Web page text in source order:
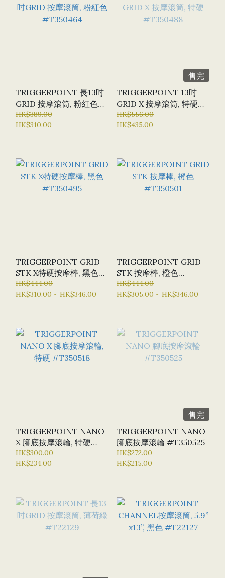
TRIGGERPOINT 長13吋
GRID 按摩滾筒, 粉紅色
#T350464
HK$389.00
HK$310.00
售完
TRIGGERPOINT 13吋
GRID X 按摩滾筒, 特硬
#T350488
HK$556.00
HK$435.00
TRIGGERPOINT GRID
STK X特硬按摩棒, 黑色
#T350495
HK$444.00
HK$310.00 ~ HK$346.00
TRIGGERPOINT GRID
STK 按摩棒, 橙色
#T350501
HK$444.00
HK$305.00 ~ HK$346.00
TRIGGERPOINT NANO
X 腳底按摩滾輪, 特硬
#T350518
HK$300.00
HK$234.00
售完
TRIGGERPOINT NANO
腳底按摩滾輪 #T350525
HK$272.00
HK$215.00